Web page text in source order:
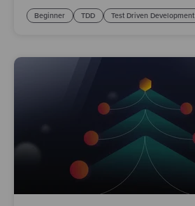
Beginner TDD Test Driven Development